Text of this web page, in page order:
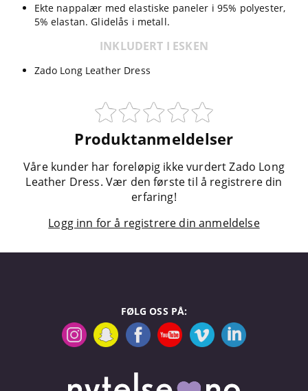
Ekte nappalær med elastiske paneler i 95% polyester,
5% elastan. Glidelås i metall.
INKLUDERT I ESKEN
Zado Long Leather Dress
Produktanmeldelser
Våre kunder har foreløpig ikke vurdert Zado Long
Leather Dress. Vær den første til å registrere din
erfaring!
Logg inn for å registrere din anmeldelse
FØLG OSS PÅ: